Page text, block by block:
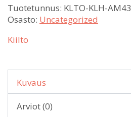
Tuotetunnus: KLTO-KLH-AM43
Osasto: Uncategorized
Kiilto
Kuvaus
Arviot (0)